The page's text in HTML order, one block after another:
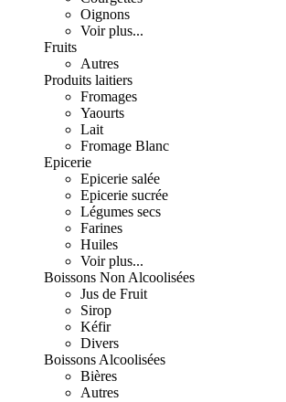
Oignons
Voir plus...
Fruits
Autres
Produits laitiers
Fromages
Yaourts
Lait
Fromage Blanc
Epicerie
Epicerie salée
Epicerie sucrée
Légumes secs
Farines
Huiles
Voir plus...
Boissons Non Alcoolisées
Jus de Fruit
Sirop
Kéfir
Divers
Boissons Alcoolisées
Bières
Autres